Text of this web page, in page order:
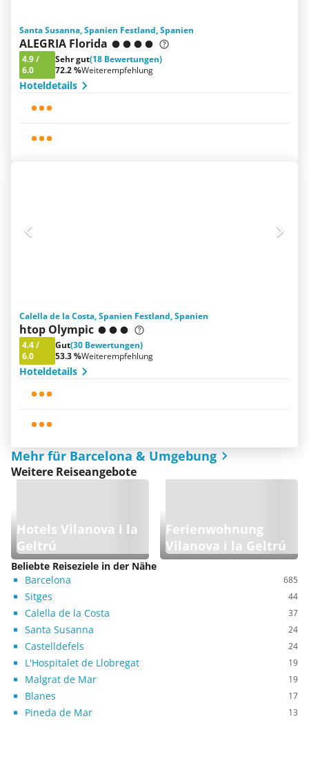
Santa Susanna, Spanien Festland, Spanien
ALEGRIA Florida
4.9/
6.0
Sehr gut(18 Bewertungen)
72.2 %Weiterempfehlung
Hoteldetails
Calella de la Costa, Spanien Festland, Spanien
htop Olympic
4.4/
6.0
Gut(30 Bewertungen)
53.3 %Weiterempfehlung
Hoteldetails
Mehr für Barcelona & Umgebung
Weitere Reiseangebote
Hotels Vilanova i la
Geltrú
Ferienwohnung
Vilanova i la Geltrú
Beliebte Reiseziele in der Nähe
Barcelona
685
Sitges 44
Calella de la Costa 37
Santa Susanna 24
Castelldefels 24
L'Hospitalet de Llobregat 19
Malgrat de Mar 19
Blanes 17
Pineda de Mar 13